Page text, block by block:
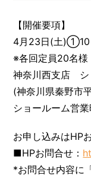
【開催要項】
4月23日(土)①10
※各回定員20名様
神奈川西支店 シ
(神奈川県秦野市
ショールーム営
お申し込みはHP
■HPお問合せ：
*お問合せ内容に